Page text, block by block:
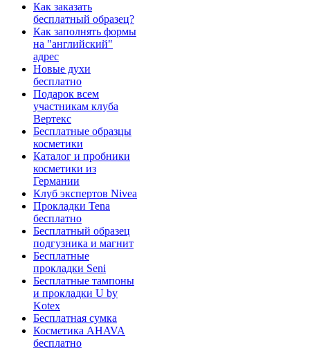
Как заказать
бесплатный образец?
Как заполнять формы
на "английский"
адрес
Новые духи
бесплатно
Подарок всем
участникам клуба
Вертекс
Бесплатные образцы
косметики
Каталог и пробники
косметики из
Германии
Клуб экспертов Nivea
Прокладки Tena
бесплатно
Бесплатный образец
подгузника и магнит
Бесплатные
прокладки Seni
Бесплатные тампоны
и прокладки U by
Kotex
Бесплатная сумка
Косметика AHAVA
бесплатно